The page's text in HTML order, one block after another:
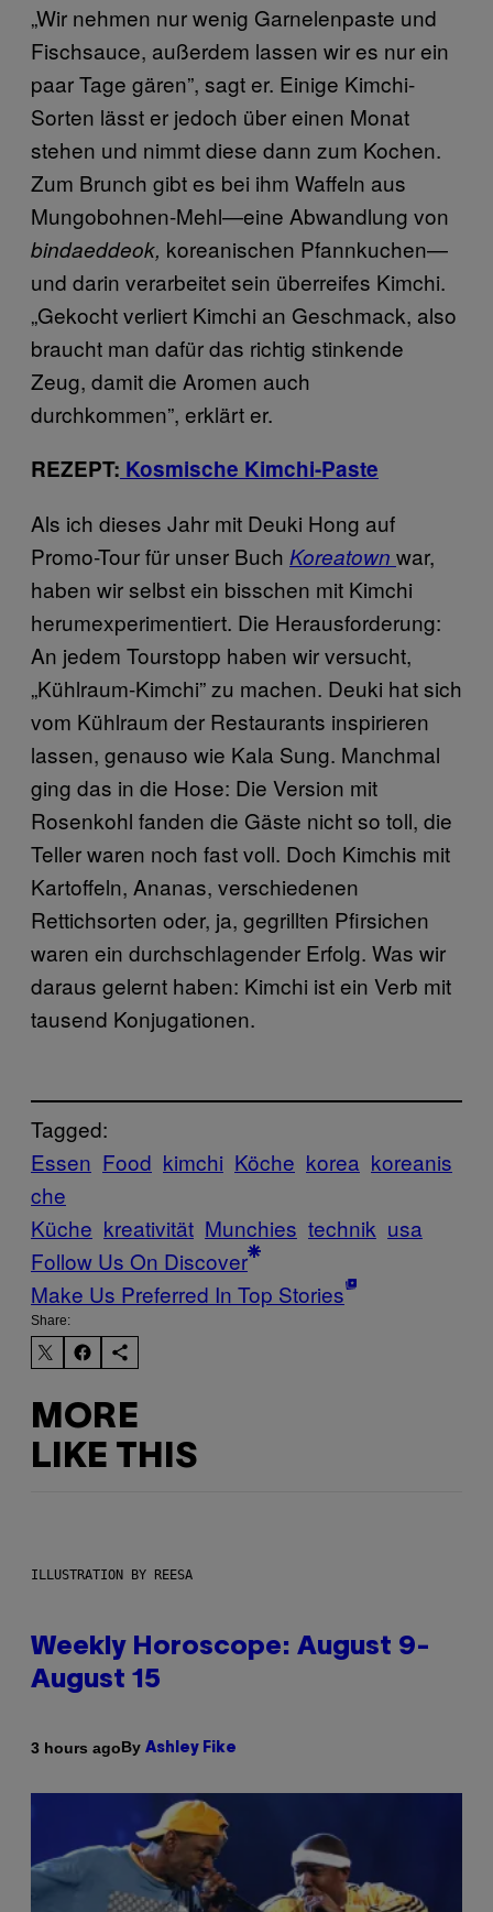
„Wir nehmen nur wenig Garnelenpaste und
Fischsauce, außerdem lassen wir es nur ein
paar Tage gären”, sagt er. Einige Kimchi-
Sorten lässt er jedoch über einen Monat
stehen und nimmt diese dann zum Kochen.
Zum Brunch gibt es bei ihm Waffeln aus
Mungobohnen-Mehl—eine Abwandlung von
bindaeddeok, koreanischen Pfannkuchen—
und darin verarbeitet sein überreifes Kimchi.
„Gekocht verliert Kimchi an Geschmack, also
braucht man dafür das richtig stinkende
Zeug, damit die Aromen auch
durchkommen”, erklärt er.
REZEPT: Kosmische Kimchi-Paste
Als ich dieses Jahr mit Deuki Hong auf
Promo-Tour für unser Buch Koreatown war,
haben wir selbst ein bisschen mit Kimchi
herumexperimentiert. Die Herausforderung:
An jedem Tourstopp haben wir versucht,
„Kühlraum-Kimchi” zu machen. Deuki hat sich
vom Kühlraum der Restaurants inspirieren
lassen, genauso wie Kala Sung. Manchmal
ging das in die Hose: Die Version mit
Rosenkohl fanden die Gäste nicht so toll, die
Teller waren noch fast voll. Doch Kimchis mit
Kartoffeln, Ananas, verschiedenen
Rettichsorten oder, ja, gegrillten Pfirsichen
waren ein durchschlagender Erfolg. Was wir
daraus gelernt haben: Kimchi ist ein Verb mit
tausend Konjugationen.
Tagged:
Essen Food kimchi Köche korea koreanis
che
Küche kreativität Munchies technik usa
Follow Us On Discover
Make Us Preferred In Top Stories
Share:
MORE
LIKE THIS
ILLUSTRATION BY REESA
Weekly Horoscope: August 9-
August 15
3 hours agoBy Ashley Fike